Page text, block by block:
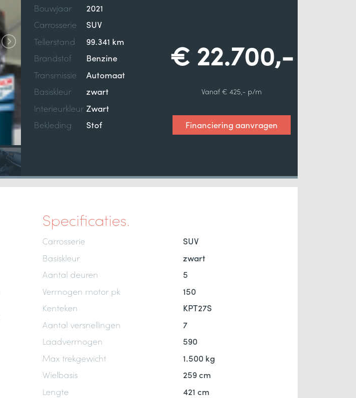
Bouwjaar
2021
Carrosserie
SUV
Tellerstand
99.341 km
Brandstof
Benzine
Transmissie
Automaat
Basiskleur
zwart
Interieurkleur Zwart
Bekleding
Stof
€ 22.700,-
Vanaf € 425,- p/m
Financiering aanvragen
Specificaties.
Carrosserie
SUV
Basiskleur
zwart
Aantal deuren
5
Vermogen motor pk
150
Kenteken
KPT27S
Aantal versnellingen
7
Laadvermogen
590
Max trekgewicht
1.500 kg
Wielbasis
259 cm
Lengte
421 cm